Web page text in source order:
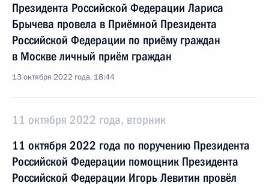
Президента Российской Федерации Лариса
Брычева провела в Приёмной Президента
Российской Федерации по приёму граждан
в Москве личный приём граждан
13 октября 2022 года, 18:44
11 октября 2022 года, вторник
11 октября 2022 года по поручению Президента
Российской Федерации помощник Президента
Российской Федерации Игорь Левитин провёл